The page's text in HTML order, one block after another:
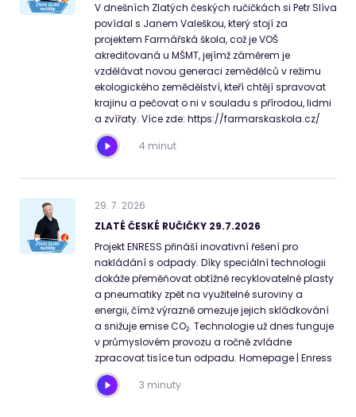
V dnešních Zlatých českých ručičkách si Petr Slíva
povídal s Janem Valeškou, který stojí za
projektem Farmářská škola, což je VOŠ
akreditovaná u MŠMT, jejímž záměrem je
vzdělávat novou generaci zemědělců v režimu
ekologického zemědělství, kteří chtějí spravovat
krajinu a pečovat o ni v souladu s přírodou, lidmi
a zvířaty. Více zde: https://farmarskaskola.cz/
4 minut
29. 7. 2026
ZLATÉ ČESKÉ RUČIČKY 29.7.2026
Projekt ENRESS přináší inovativní řešení pro
nakládání s odpady. Díky speciální technologii
dokáže přeměňovat obtížně recyklovatelné plasty
a pneumatiky zpět na využitelné suroviny a
energii, čímž výrazně omezuje jejich skládkování
a snižuje emise CO₂. Technologie už dnes funguje
v průmyslovém provozu a ročně zvládne
zpracovat tisíce tun odpadu. Homepage | Enress
3 minuty